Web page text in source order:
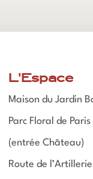
L'Espace
Maison du Jardin
Parc Floral de Paris
(entrée Château)
Route de